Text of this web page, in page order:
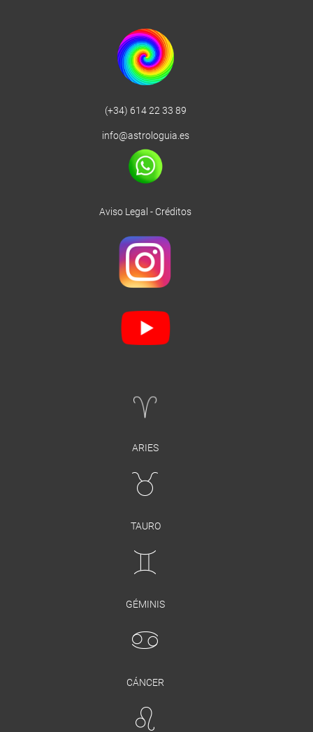
(+34) 614 22 33 89
info@astrologuia.es
Aviso Legal - Créditos
ARIES
TAURO
GÉMINIS
CÁNCER